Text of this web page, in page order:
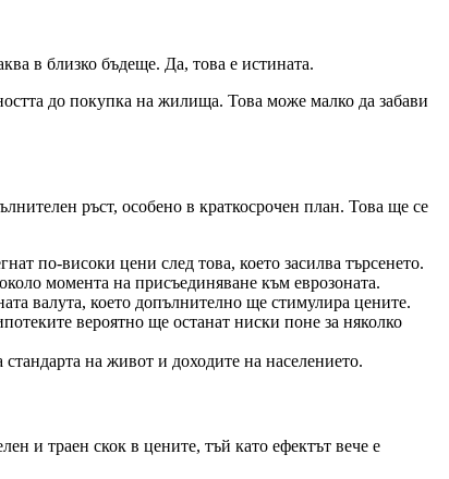
в близко бъдеще. Да, това е истината.
до покупка на жилища. Това може малко да забави
ръст, особено в краткосрочен план. Това ще се
по-високи цени след това, което засилва търсенето.
момента на присъединяване към еврозоната.
валута, което допълнително ще стимулира цените.
вероятно ще останат ниски поне за няколко
на живот и доходите на населението.
и траен скок в цените, тъй като ефектът вече е